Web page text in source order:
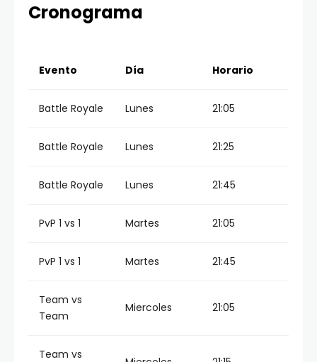
Cronograma
Evento Día Horario
Battle Royale Lunes 21:05
Battle Royale Lunes 21:25
Battle Royale Lunes 21:45
PvP 1 vs 1 Martes 21:05
PvP 1 vs 1 Martes 21:45
Team vs
Team
Miercoles 21:05
Team vs